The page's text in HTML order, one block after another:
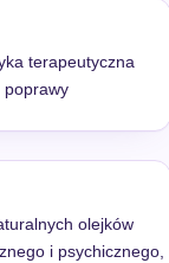
terapeutyczna
poprawy
olejków
i psychicznego,